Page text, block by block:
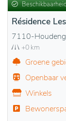
Résidence
7110-
+0 km
Groene
Openbaar
Winkels